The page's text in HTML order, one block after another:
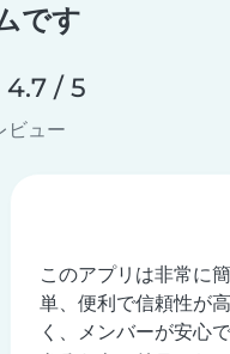
です
4.7 / 5
ビュー
このアプリは非常に簡
単、便利で信頼性が高
く、メンバーが安心で